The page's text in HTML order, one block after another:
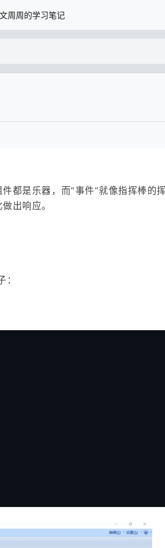
文周周的学习笔记
都是乐器，而“事件”就像指挥棒的
出响应。